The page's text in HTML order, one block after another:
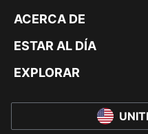
ACERCA DE
ESTAR AL DÍA
EXPLORAR